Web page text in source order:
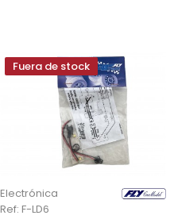
Fuera de stock
Electrónica
Ref: F-LD6